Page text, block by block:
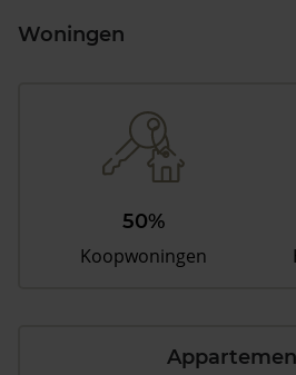
Woningen
50%
Koopwoningen